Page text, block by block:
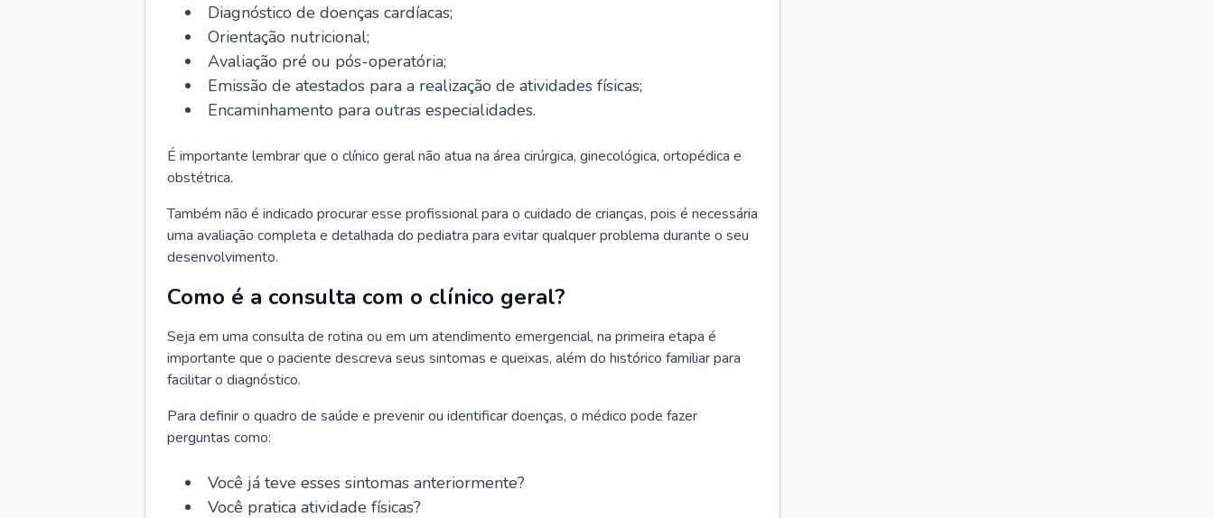
Diagnóstico de doenças cardíacas;
Orientação nutricional;
Avaliação pré ou pós-operatória;
Emissão de atestados para a realização de atividades físicas;
Encaminhamento para outras especialidades.
É importante lembrar que o clínico geral não atua na área cirúrgica, ginecológica, ortopédica e
obstétrica.
Também não é indicado procurar esse profissional para o cuidado de crianças, pois é necessária
uma avaliação completa e detalhada do pediatra para evitar qualquer problema durante o seu
desenvolvimento.
Como é a consulta com o clínico geral?
Seja em uma consulta de rotina ou em um atendimento emergencial, na primeira etapa é
importante que o paciente descreva seus sintomas e queixas, além do histórico familiar para
facilitar o diagnóstico.
Para definir o quadro de saúde e prevenir ou identificar doenças, o médico pode fazer
perguntas como:
Você já teve esses sintomas anteriormente?
Você pratica atividade físicas?